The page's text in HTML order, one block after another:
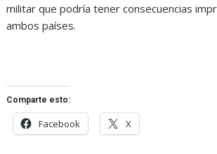
militar que podría tener consecuencias
ambos países.
Comparte esto:
Facebook X